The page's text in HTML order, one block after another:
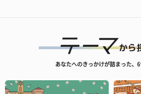
あなたへのきっかけが詰まった、